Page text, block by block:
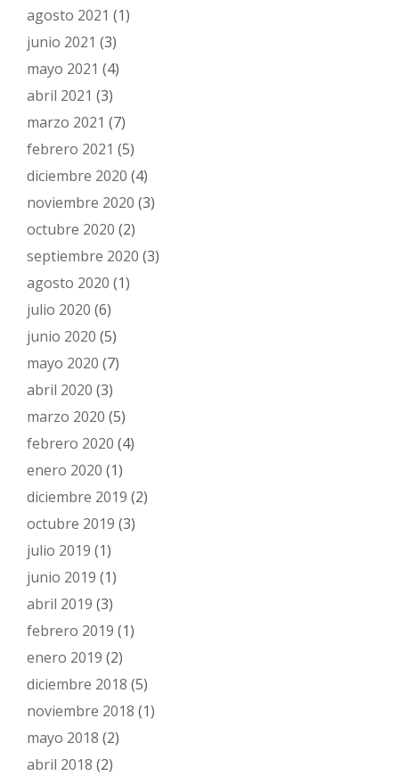
agosto 2021 (1)
junio 2021 (3)
mayo 2021 (4)
abril 2021 (3)
marzo 2021 (7)
febrero 2021 (5)
diciembre 2020 (4)
noviembre 2020 (3)
octubre 2020 (2)
septiembre 2020 (3)
agosto 2020 (1)
julio 2020 (6)
junio 2020 (5)
mayo 2020 (7)
abril 2020 (3)
marzo 2020 (5)
febrero 2020 (4)
enero 2020 (1)
diciembre 2019 (2)
octubre 2019 (3)
julio 2019 (1)
junio 2019 (1)
abril 2019 (3)
febrero 2019 (1)
enero 2019 (2)
diciembre 2018 (5)
noviembre 2018 (1)
mayo 2018 (2)
abril 2018 (2)